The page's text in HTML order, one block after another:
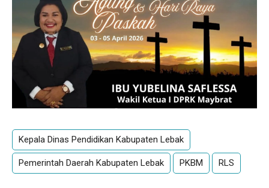
Kepala Dinas Pendidikan Kabupaten Lebak
Pemerintah Daerah Kabupaten Lebak PKBM RLS